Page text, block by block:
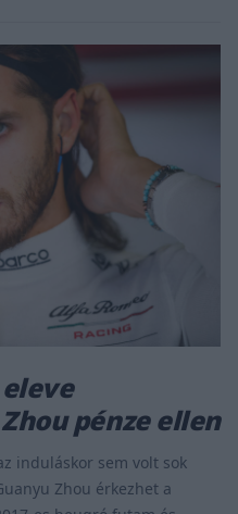
pénze ellen
induláskor sem volt sok
Zhou érkezhet a